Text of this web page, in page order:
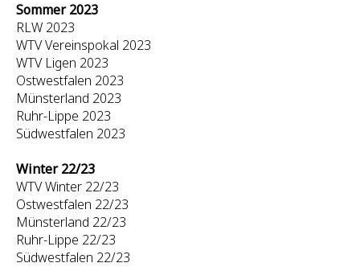
Sommer 2023
RLW 2023
WTV Vereinspokal 2023
WTV Ligen 2023
Ostwestfalen 2023
Münsterland 2023
Ruhr-Lippe 2023
Südwestfalen 2023
Winter 22/23
WTV Winter 22/23
Ostwestfalen 22/23
Münsterland 22/23
Ruhr-Lippe 22/23
Südwestfalen 22/23